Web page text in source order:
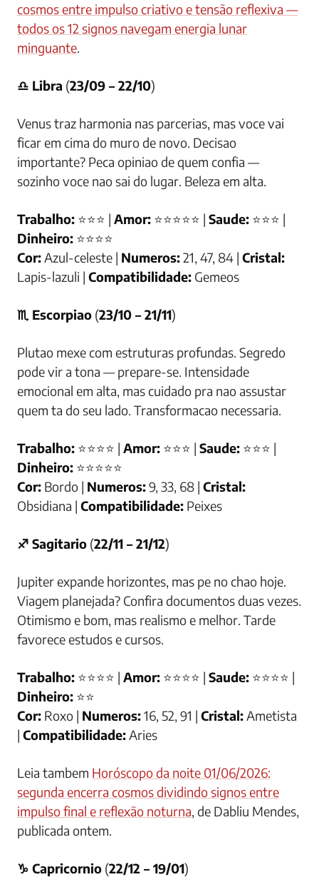
cosmos entre impulso criativo e tensão reflexiva —
todos os 12 signos navegam energia lunar
minguante.
♎ Libra (23/09 – 22/10)
Venus traz harmonia nas parcerias, mas voce vai
ficar em cima do muro de novo. Decisao
importante? Peca opiniao de quem confia —
sozinho voce nao sai do lugar. Beleza em alta.
Trabalho: ⭐⭐⭐ | Amor: ⭐⭐⭐⭐⭐ | Saude: ⭐⭐⭐ |
Dinheiro: ⭐⭐⭐⭐
Cor:Azul-celeste | Numeros:21, 47, 84 | Cristal:
Lapis-lazuli | Compatibilidade: Gemeos
♏ Escorpiao (23/10 – 21/11)
Plutao mexe com estruturas profundas. Segredo
pode vir a tona — prepare-se. Intensidade
emocional em alta, mas cuidado pra nao assustar
quem ta do seu lado. Transformacao necessaria.
Trabalho: ⭐⭐⭐⭐ | Amor: ⭐⭐⭐ | Saude: ⭐⭐⭐ |
Dinheiro: ⭐⭐⭐⭐⭐
Cor: Bordo | Numeros:9, 33, 68 | Cristal:
Obsidiana | Compatibilidade: Peixes
♐ Sagitario (22/11 – 21/12)
Jupiter expande horizontes, mas pe no chao hoje.
Viagem planejada? Confira documentos duas vezes.
Otimismo e bom, mas realismo e melhor. Tarde
favorece estudos e cursos.
Trabalho: ⭐⭐⭐⭐ | Amor: ⭐⭐⭐⭐ | Saude: ⭐⭐⭐⭐ |
Dinheiro: ⭐⭐
Cor: Roxo | Numeros:16, 52, 91 | Cristal:Ametista
| Compatibilidade:Aries
Leia tambem Horóscopo da noite 01/06/2026:
segunda encerra cosmos dividindo signos entre
impulso final e reflexão noturna, de Dabliu Mendes,
publicada ontem.
♑ Capricornio (22/12 – 19/01)